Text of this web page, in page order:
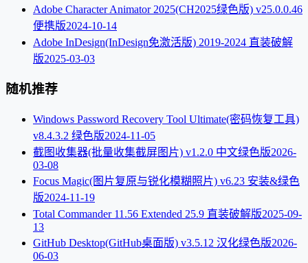
Adobe Character Animator 2025(CH2025绿色版) v25.0.0.46
便携版2024-10-14
Adobe InDesign(InDesign免激活版) 2019-2024 直装破解
版2025-03-03
随机推荐
Windows Password Recovery Tool Ultimate(密码恢复工具)
v8.4.3.2 绿色版2024-11-05
截图收集器(批量收集截屏图片) v1.2.0 中文绿色版2026-
03-08
Focus Magic(图片复原与锐化模糊照片) v6.23 安装&绿色
版2024-11-19
Total Commander 11.56 Extended 25.9 直装破解版2025-09-
13
GitHub Desktop(GitHub桌面版) v3.5.12 汉化绿色版2026-
06-03